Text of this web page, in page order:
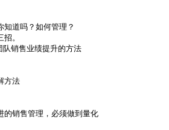
道吗？如何管理？
。
销售业绩提升的方法
方法
售管理，必须做到量化